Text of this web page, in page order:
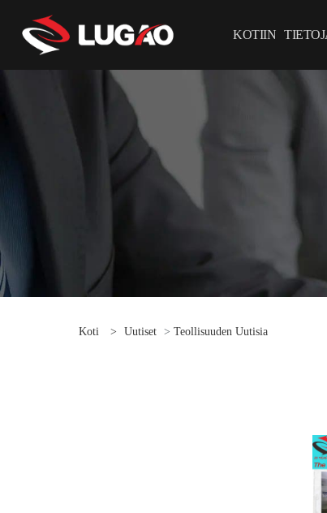
KOTIIN
Koti > Uutiset > Teollisuuden Uutisia